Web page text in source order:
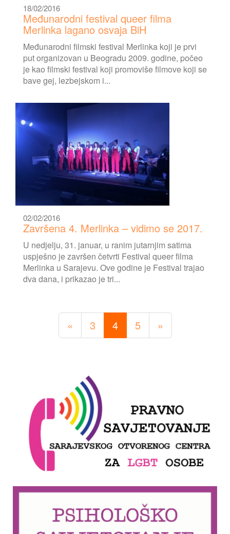
18/02/2016
Međunarodni festival queer filma
Merlinka lagano osvaja BiH
Međunarodni filmski festival Merlinka koji je prvi
put organizovan u Beogradu 2009. godine, počeo
je kao filmski festival koji promoviše filmove koji se
bave gej, lezbejskom i...
02/02/2016
Završena 4. Merlinka – vidimo se 2017.
U nedjelju, 31. januar, u ranim jutarnjim satima
uspješno je završen četvrti Festival queer filma
Merlinka u Sarajevu. Ove godine je Festival trajao
dva dana, i prikazao je tri...
« 3 4 5 »